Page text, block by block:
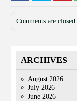
Comments are closed.
ARCHIVES
August 2026
July 2026
June 2026